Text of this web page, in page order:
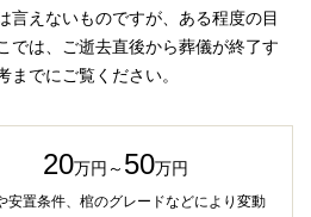
言えないものですが、ある程度の目
では、ご逝去直後から葬儀が終了す
までにご覧ください。
20万円～ 50万円
安置条件、棺のグレードなどにより変動